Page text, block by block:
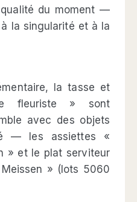
du moment —
la singularité et à la
la tasse et
fleuriste » sont
avec des objets
— les assiettes «
» et le plat serviteur
» (lots 5060